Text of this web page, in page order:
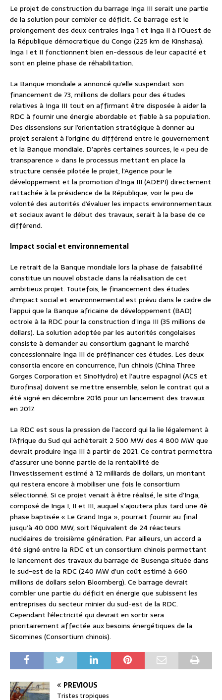
Le projet de construction du barrage Inga III serait une partie
de la solution pour combler ce déficit. Ce barrage est le
prolongement des deux centrales Inga 1 et Inga II à l’Ouest de
la République démocratique du Congo (225 km de Kinshasa).
Inga I et II fonctionnent bien en-dessous de leur capacité et
sont en pleine phase de réhabilitation.
La Banque mondiale a annoncé qu’elle suspendait son
financement de 73, millions de dollars pour des études
relatives à Inga III tout en affirmant être disposée à aider la
RDC à fournir une énergie abordable et fiable à sa population.
Des dissensions sur l’orientation stratégique à donner au
projet seraient à l’origine du différend entre le gouvernement
et la Banque mondiale. D’après certaines sources, le « peu de
transparence » dans le processus mettant en place la
structure censée pilotée le projet, l’Agence pour le
développement et la promotion d’Inga III (ADEPI) directement
rattachée à la présidence de la République, voir le peu de
volonté des autorités d’évaluer les impacts environnementaux
et sociaux avant le début des travaux, serait à la base de ce
différend.
Impact social et environnemental
Le retrait de la Banque mondiale lors la phase de faisabilité
constitue un nouvel obstacle dans la réalisation de cet
ambitieux projet. Toutefois, le financement des études
d’impact social et environnemental est prévu dans le cadre de
l’appui que la Banque africaine de développement (BAD)
octroie à la RDC pour la construction d’Inga III (35 millions de
dollars). La solution adoptée par les autorités congolaises
consiste à demander au consortium gagnant le marché
concessionnaire Inga III de préfinancer ces études. Les deux
consortia encore en concurrence, l’un chinois (China Three
Gorges Corporation et SinoHydro) et l’autre espagnol (ACS et
Eurofinsa) doivent se mettre ensemble, selon le contrat qui a
été signé en décembre 2016 pour un lancement des travaux
en 2017.
La RDC est sous la pression de l’accord qui la lie légalement à
l’Afrique du Sud qui achèterait 2 500 MW des 4 800 MW que
devrait produire Inga III à partir de 2021. Ce contrat permettra
d’assurer une bonne partie de la rentabilité de
l’investissement estimé à 12 milliards de dollars, un montant
qui restera encore à mobiliser une fois le consortium
sélectionné. Si ce projet venait à être réalisé, le site d’Inga,
composé de Inga I, II et III, auquel s’ajoutera plus tard une 4è
phase baptisée « Le Grand Inga », pourrait fournir au final
jusqu’à 40 000 MW, soit l’équivalent de 24 réacteurs
nucléaires de troisième génération. Par ailleurs, un accord a
été signé entre la RDC et un consortium chinois permettant
le lancement des travaux du barrage de Busenga située dans
le sud-est de la RDC (240 MW d’un coût estimé à 660
millions de dollars selon Bloomberg). Ce barrage devrait
combler une partie du déficit en énergie que subissent les
entreprises du secteur minier du sud-est de la RDC.
Cependant l’électricité qui devrait en sortir sera
prioritairement affectée aux besoins énergétiques de la
Sicomines (Consortium chinois).
PREVIOUS
Tristes tropiques